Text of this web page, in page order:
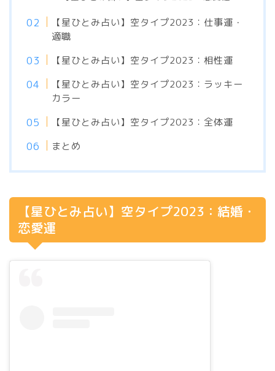
【星ひとみ占い】空タイプ2023：仕事運・
適職
【星ひとみ占い】空タイプ2023：相性運
【星ひとみ占い】空タイプ2023：ラッキー
カラー
【星ひとみ占い】空タイプ2023：全体運
まとめ
【星ひとみ占い】空タイプ2023：結婚・
恋愛運